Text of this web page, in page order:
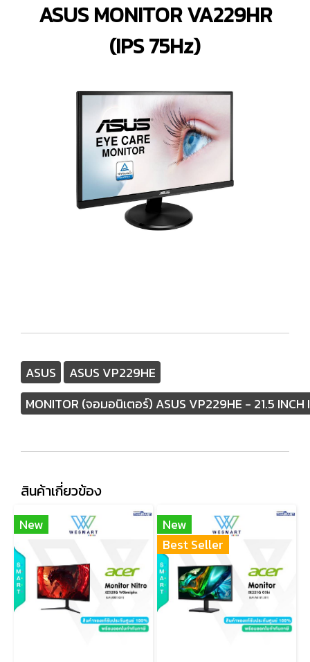
ASUS MONITOR VA229HR
(IPS 75Hz)
ASUS
ASUS VP229HE
MONITOR (จอมอนิเตอร์) ASUS VP229HE - 21.5 INCH
สินค้าเกี่ยวข้อง
New
New
Best Seller